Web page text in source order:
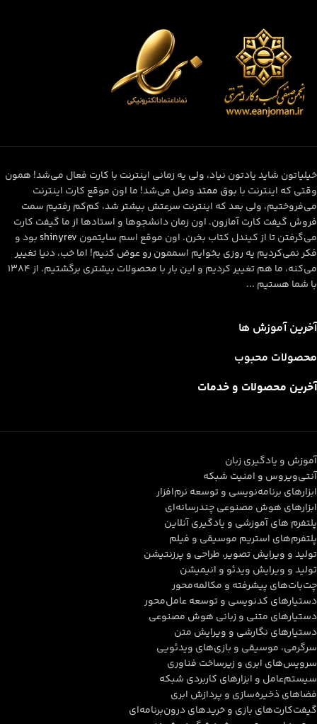
خیلیاتون شاید یادتون نیاد، ولی یه زمانی اینترنت با کارت فعال می‌شد! همون
وقتی که اینترنت با بوق ممتدوصل می‌شد! ما اون موقع کارت اینترنت
می‌فروختیم، ولی بعد که اینترنت سرعتش بیشتر شد، کم‌کم رفتیم سمت
فروش گیفت کارت آمازون. اون زمان دانشجوها و استادها از ما گیفت کارت
می‌گرفتن تا از کیندل کتاب بخرن. اون موقع اسم سایتمون shinyrevبود و
فکر نمی‌کردیم یه روزی بخوایم اسممون رو عوض کنیم! اما خب، دنیا تغییر
می‌کنه، ما هم تغییر کردیم و این بار با محصولات بیشتری برگشتیم. از ۱۳۸۴
با شما هستیم ...
آخرین آموزش ها
محصولات محبوب
آخرین محصولات و خدمات
آموزش و یادگیری زبان
آنتی‌ویروس و امنیت شبکه
ابزارهای برنامه‌نویسی و توسعه نرم‌افزار
ابزارهای هوش مصنوعی چندرسانه‌ای
پلتفرم های آموزشی و یادگیری آنلاین
پلتفرم‌های استریم موسیقی و فیلم
تولید و ویرایش تصویر، طراحی و پرزنتیشن
تولید و ویرایش ویدئو و انیمیشن
چت‌بات‌های پیشرفته و مکالمه‌محور
دستیارهای کدنویسی و توسعه عامل‌محور
دستیارهای متنی و زبانی هوش مصنوعی
دستیارهای نگارشی و ویرایش متن
سرگرمی، موسیقی و بازی‌های ویدئویی
سرویس‌های ابری و زیرساخت فناوری
سیستم‌عامل و ابزارهای کاربردی شبکه
فضاهای ذخیره‌سازی و پردازش ابری
گیفت‌کارت‌های بازی و خریدهای درون‌برنامه‌ای